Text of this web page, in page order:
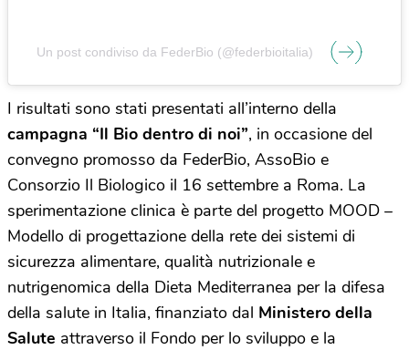
Un post condiviso da FederBio (@federbioitalia)
I risultati sono stati presentati all’interno della
campagna “Il Bio dentro di noi”, in occasione del
convegno promosso da FederBio, AssoBio e
Consorzio Il Biologico il 16 settembre a Roma. La
sperimentazione clinica è parte del progetto MOOD –
Modello di progettazione della rete dei sistemi di
sicurezza alimentare, qualità nutrizionale e
nutrigenomica della Dieta Mediterranea per la difesa
della salute in Italia, finanziato dal Ministero della
Salute attraverso il Fondo per lo sviluppo e la